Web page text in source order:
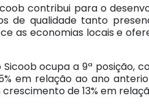
contribui para o
de qualidade tanto
as economias locais e
ocupa a 9ª posição,
em relação ao ano
de 13% em